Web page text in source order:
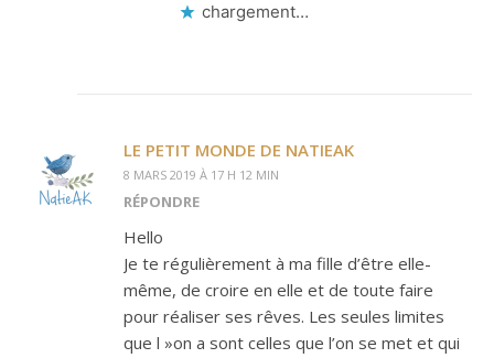
chargement…
LE PETIT MONDE DE NATIEAK
8 MARS 2019 À 17 H 12 MIN
RÉPONDRE
Hello
Je te régulièrement à ma fille d’être elle-
même, de croire en elle et de toute faire
pour réaliser ses rêves. Les seules limites
que l »on a sont celles que l’on se met et qui